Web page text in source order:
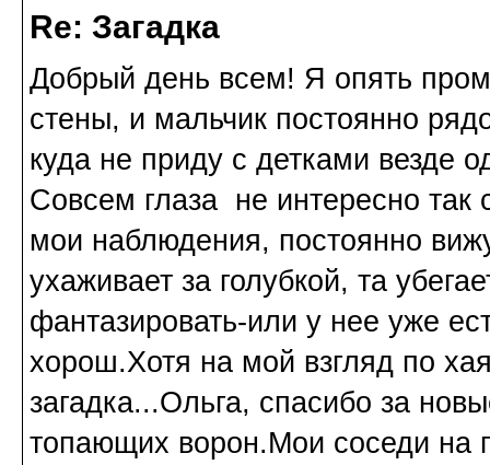
Re: Загадка
Добрый день всем! Я опять
стены, и мальчик постоянно
куда не приду с детками везде
Совсем глаза не интересно так
мои наблюдения, постоянно
ухаживает за голубкой, та
фантазировать-или у нее уже
хорош.Хотя на мой взгляд по
загадка...Ольга, спасибо за
топающих ворон.Мои соседи на